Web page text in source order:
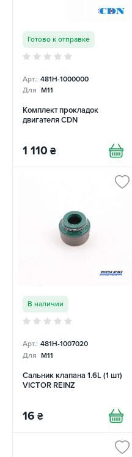
Готово к отправке
Арт.: 481H-1000000
Для M11
Комплект прокладок
двигателя CDN
1 110 ₴
В наличии
Арт.: 481H-1007020
Для M11
Сальник клапана 1.6L (1 шт)
VICTOR REINZ
16 ₴